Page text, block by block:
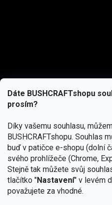
Dáte BUSHCRAFTshopu
prosím?
Díky vašemu souhlasu,
BUSHCRAFTshopu. Souhlas
buď v patičce e-shopu (dolní
svého prohlížeče (Chrome,
Stejně tak můžete svůj
tlačítko "Nastavení" v levém
považujete za vhodné.